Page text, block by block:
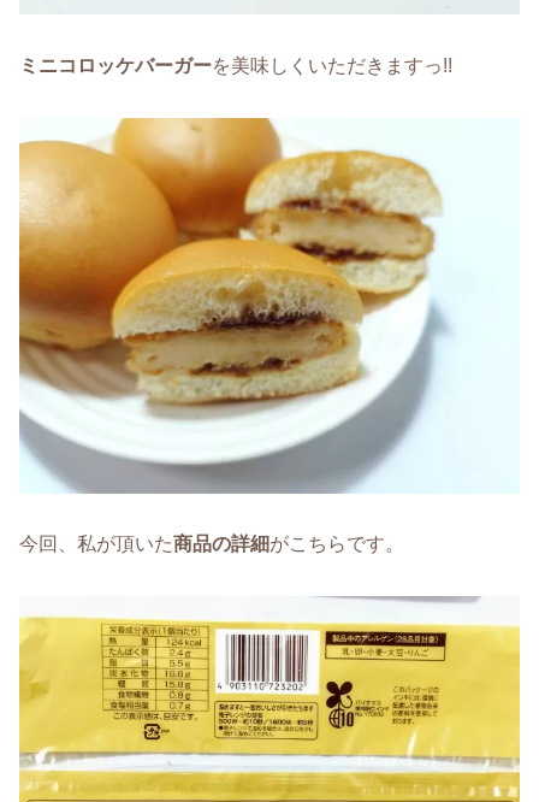
ミニコロッケバーガーを美味しくいただきますっ!!
今回、私が頂いた商品の詳細がこちらです。